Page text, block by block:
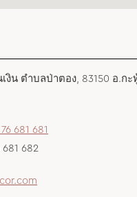
งิน ตำบลป่าตอง, 83150 อ.กะ
681 681
681 682